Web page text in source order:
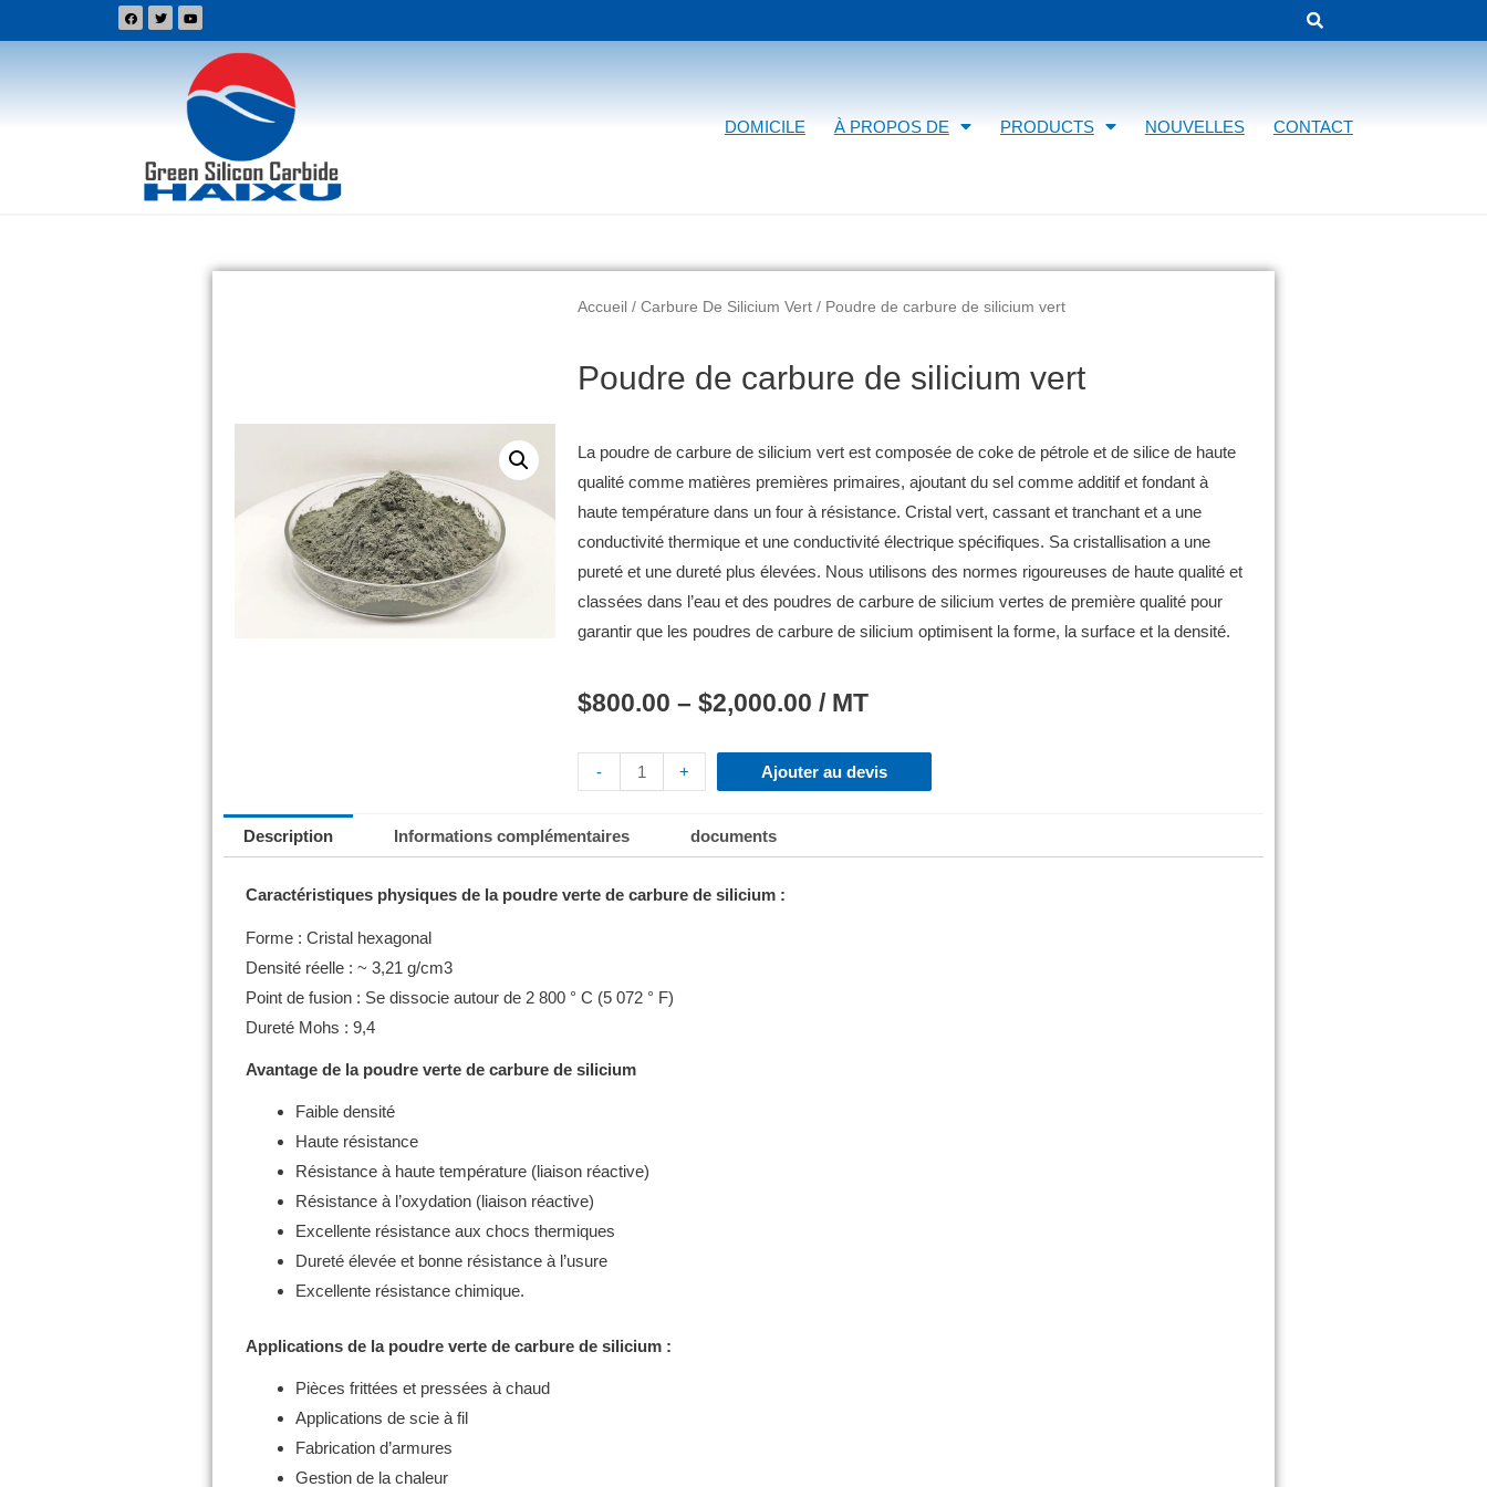
DOMICILE À PROPOS DE PRODUCTS NOUVELLES CONTACT
Accueil /Carbure De Silicium Vert / Poudre de carbure de silicium vert
Poudre de carbure de silicium vert
La poudre de carbure de silicium vert est composée de coke de pétrole et de silice de haute
qualité comme matières premières primaires, ajoutant du sel comme additif et fondant à
haute température dans un four à résistance.Cristal vert, cassant et tranchant et a une
conductivité thermique et une conductivité électrique spécifiques. Sa cristallisation a une
pureté et une dureté plus élevées. Nous utilisons des normes rigoureuses de haute qualité et
classées dans l’eau et des poudres de carbure de silicium vertes de première qualité pour
garantir que les poudres de carbure de silicium optimisent la forme, la surface et la densité.
$800.00 –$2,000.00 / MT
- + Ajouter au devis
Description Informations complémentaires documents
Caractéristiques physiques de la poudre verte de carbure de silicium :
Forme : Cristal hexagonal
Densité réelle : ~ 3,21 g/cm3
Point de fusion : Se dissocie autour de 2 800 ° C (5 072 ° F)
Dureté Mohs : 9,4
Avantage de la poudre verte de carbure de silicium
Faible densité
Haute résistance
Résistance à haute température (liaison réactive)
Résistance à l’oxydation (liaison réactive)
Excellente résistance aux chocs thermiques
Dureté élevée et bonne résistance à l’usure
Excellente résistance chimique.
Applications de la poudre verte de carbure de silicium :
Pièces frittées et pressées à chaud
Applications de scie à fil
Fabrication d’armures
Gestion de la chaleur